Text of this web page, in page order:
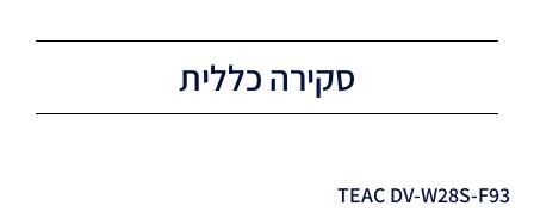
סקירה כללית
TEAC DV-W28S-F93